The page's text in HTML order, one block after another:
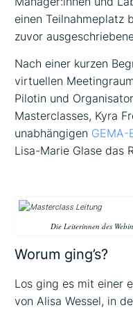
einen Teilnahmeplatz
zuvor
Nach einer kurzen
virtuellen
Pilotin und
Masterclasses, Kyra
unabhängigen GEMA-
Lisa-Marie Glase das
Die Leiterinnen des
Worum ging’s?
Los ging es mit einer
von Alisa Wessel, in